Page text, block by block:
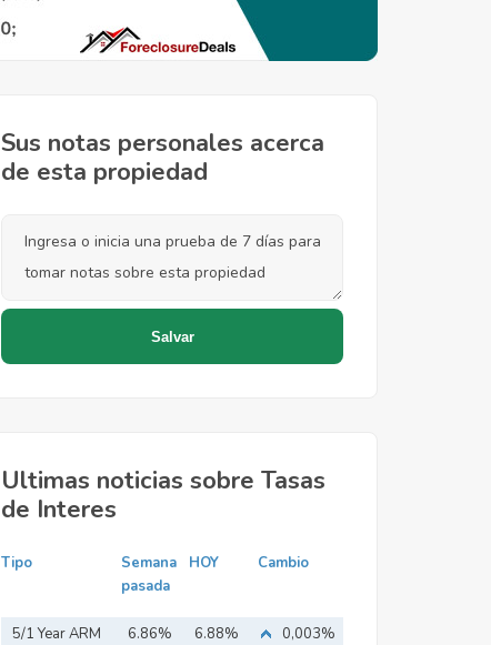
Sus notas personales acerca
de esta propiedad
Ultimas noticias sobre Tasas
de Interes
Tipo
Semana
pasada
HOY Cambio
5/1 Year ARM 6.86% 6.88%
0,003%